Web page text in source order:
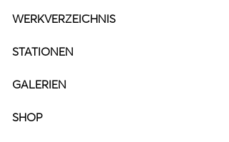
WERKVERZEICHNIS
STATIONEN
GALERIEN
SHOP